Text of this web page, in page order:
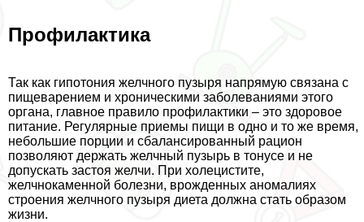
Профилактика
Так как гипотония желчного пузыря напрямую связана с
пищеварением и хроническими заболеваниями этого
органа, главное правило профилактики – это здоровое
питание. Регулярные приемы пищи в одно и то же время,
небольшие порции и сбалансированный рацион
позволяют держать желчный пузырь в тонусе и не
допускать застоя желчи. При холецистите,
желчнокаменной болезни, врожденных аномалиях
строения желчного пузыря диета должна стать образом
жизни.